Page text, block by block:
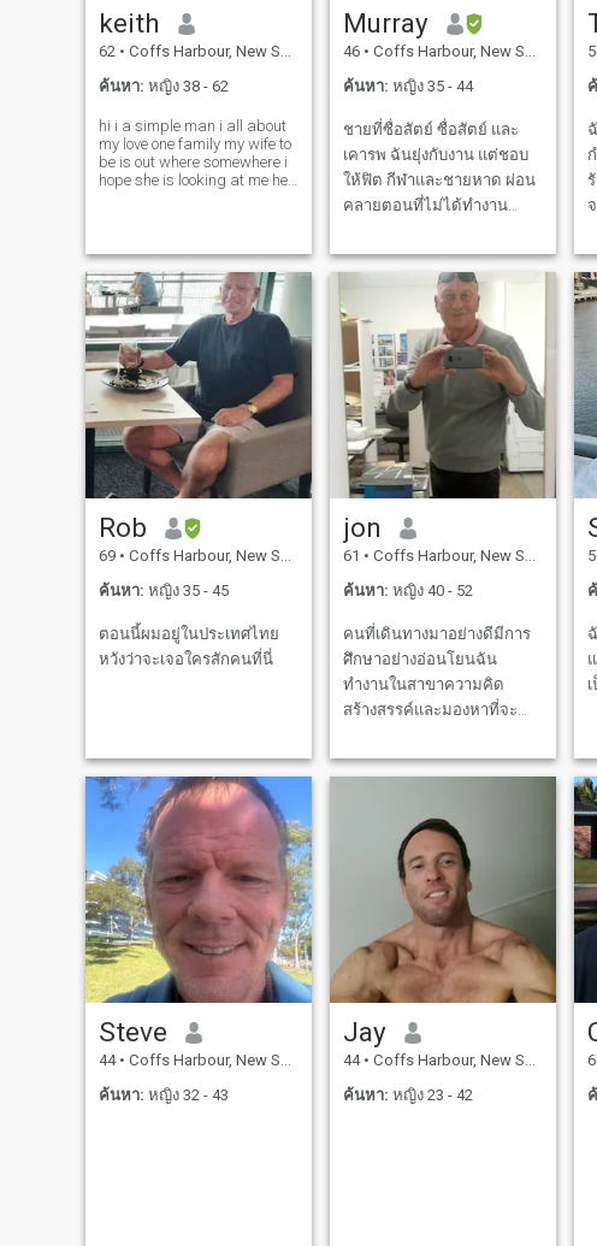
keith
62 • Coffs Harbour, New South Wales, ออสเตรเลีย
ค้นหา: หญิง 38 - 62
hi i a simple man i all about
my love one family my wife to
be is out where somewhere i
hope she is looking at me he
nice place, yes i been to
Vietnam and i love
Murray
46 • Coffs Harbour, New South Wales, ออสเตรเลีย
ค้นหา: หญิง 35 - 44
ชายที่ซื่อสัตย์ ซื่อสัตย์ และ
เคารพ ฉันยุ่งกับงาน แต่ชอบ
ให้ฟิต กีฬาและชายหาด ผ่อน
คลายตอนที่ไม่ได้ทํางาน
ได้เป็นศาสนา แต่เป็นจิต
วิญญาณ และเปิดรับทุกความ
เชื่อ ชอบอาหารอร่อย อาหาร
เย็นกับเพื่อนๆ เพียงแค่คนที่อยู่
บนโลก มองหาความสัมพันธ์
ระยะยาว ฉันให้ความสําคัญ
กับเวลาร่วมกัน ความสนใจ
และเป้าหมายร่วมกัน การโต้
เถียงที่ดีเกี่ยวกับชีวิตและ
อนาคต มองไปข้างหน้าเพื่อ
ไม่สนใจเกมส์ เก่าเกินไปสําห
รับแฟน
แ
Rob
69 • Coffs Harbour, New South Wales, ออสเตรเลีย
ค้นหา: หญิง 35 - 45
ตอนนี้ผมอยู่ในประเทศไทย
หวังว่าจะเจอใครสักคนที่นี่
jon
61 • Coffs Harbour, New South Wales, ออสเตรเลีย
ค้นหา: หญิง 40 - 52
คนที่เดินทางมาอย่างดีมีการ
ศึกษาอย่างอ่อนโยนฉัน
ทำงานในสาขาความคิด
สร้างสรรค์และมองหาที่จะ
ไปกับโลกในอนาคตซึ่งจะ
Steve
44 • Coffs Harbour, New South Wales, ออสเตรเลีย
ค้นหา: หญิง 32 - 43
Jay
44 • Coffs Harbour, New South Wales, ออสเตรเลีย
ค้นหา: หญิง 23 - 42